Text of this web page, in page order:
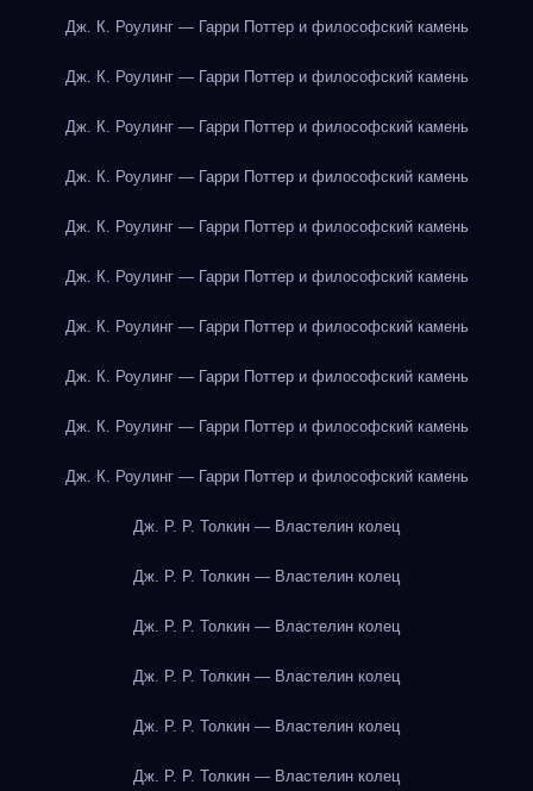
Дж. К. Роулинг — Гарри Поттер и философский камень
Дж. К. Роулинг — Гарри Поттер и философский камень
Дж. К. Роулинг — Гарри Поттер и философский камень
Дж. К. Роулинг — Гарри Поттер и философский камень
Дж. К. Роулинг — Гарри Поттер и философский камень
Дж. К. Роулинг — Гарри Поттер и философский камень
Дж. К. Роулинг — Гарри Поттер и философский камень
Дж. К. Роулинг — Гарри Поттер и философский камень
Дж. К. Роулинг — Гарри Поттер и философский камень
Дж. К. Роулинг — Гарри Поттер и философский камень
Дж. Р. Р. Толкин — Властелин колец
Дж. Р. Р. Толкин — Властелин колец
Дж. Р. Р. Толкин — Властелин колец
Дж. Р. Р. Толкин — Властелин колец
Дж. Р. Р. Толкин — Властелин колец
Дж. Р. Р. Толкин — Властелин колец